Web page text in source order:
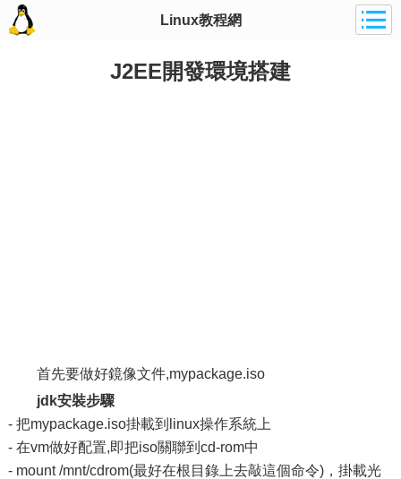
Linux教程網
J2EE開發環境搭建
首先要做好鏡像文件,mypackage.iso
jdk安裝步驟
- 把mypackage.iso掛載到linux操作系統上
- 在vm做好配置,即把iso關聯到cd-rom中
- mount /mnt/cdrom(最好在根目錄上去敲這個命令)，掛載光